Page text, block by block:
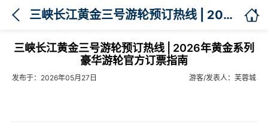
三峡长江黄金三号游轮预订热线 | 2026年黄金系列豪华游轮官方订票指南 
三峡长江黄金三号游轮预订热线 | 2026年黄金系列
豪华游轮官方订票指南
发布于：2026年05月27日 游客/发表人：芙蓉城